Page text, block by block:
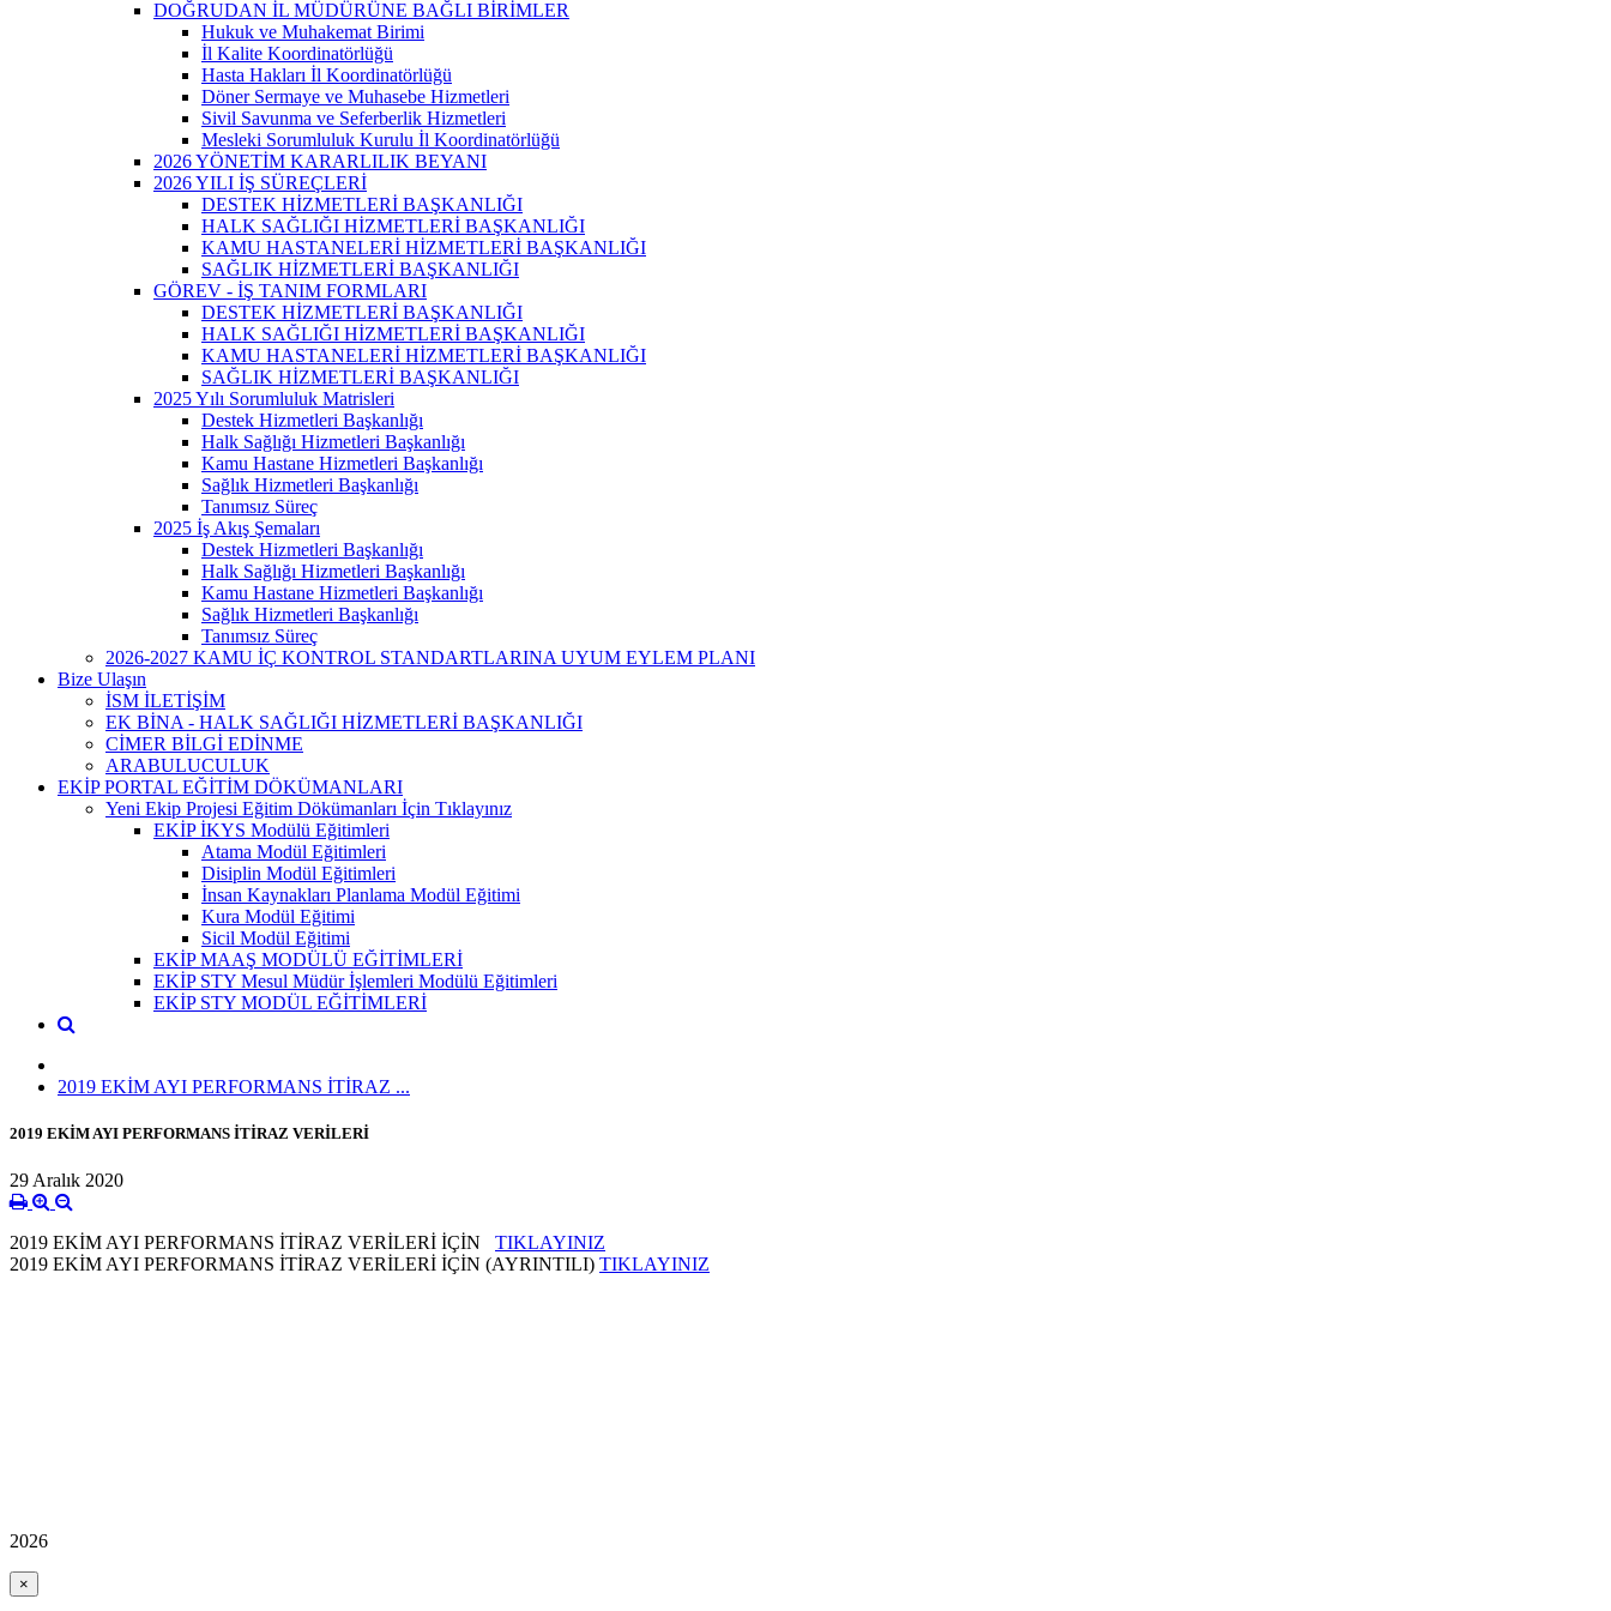
DOĞRUDAN İL MÜDÜRÜNE BAĞLI BİRİMLER
Hukuk ve Muhakemat Birimi
İl Kalite Koordinatörlüğü
Hasta Hakları İl Koordinatörlüğü
Döner Sermaye ve Muhasebe Hizmetleri
Sivil Savunma ve Seferberlik Hizmetleri
Mesleki Sorumluluk Kurulu İl Koordinatörlüğü
2026 YÖNETİM KARARLILIK BEYANI
2026 YILI İŞ SÜREÇLERİ
DESTEK HİZMETLERİ BAŞKANLIĞI
HALK SAĞLIĞI HİZMETLERİ BAŞKANLIĞI
KAMU HASTANELERİ HİZMETLERİ BAŞKANLIĞI
SAĞLIK HİZMETLERİ BAŞKANLIĞI
GÖREV - İŞ TANIM FORMLARI
DESTEK HİZMETLERİ BAŞKANLIĞI
HALK SAĞLIĞI HİZMETLERİ BAŞKANLIĞI
KAMU HASTANELERİ HİZMETLERİ BAŞKANLIĞI
SAĞLIK HİZMETLERİ BAŞKANLIĞI
2025 Yılı Sorumluluk Matrisleri
Destek Hizmetleri Başkanlığı
Halk Sağlığı Hizmetleri Başkanlığı
Kamu Hastane Hizmetleri Başkanlığı
Sağlık Hizmetleri Başkanlığı
Tanımsız Süreç
2025 İş Akış Şemaları
Destek Hizmetleri Başkanlığı
Halk Sağlığı Hizmetleri Başkanlığı
Kamu Hastane Hizmetleri Başkanlığı
Sağlık Hizmetleri Başkanlığı
Tanımsız Süreç
2026-2027 KAMU İÇ KONTROL STANDARTLARINA UYUM EYLEM PLANI
Bize Ulaşın
İSM İLETİŞİM
EK BİNA - HALK SAĞLIĞI HİZMETLERİ BAŞKANLIĞI
CİMER BİLGİ EDİNME
ARABULUCULUK
EKİP PORTAL EĞİTİM DÖKÜMANLARI
Yeni Ekip Projesi Eğitim Dökümanları İçin Tıklayınız
EKİP İKYS Modülü Eğitimleri
Atama Modül Eğitimleri
Disiplin Modül Eğitimleri
İnsan Kaynakları Planlama Modül Eğitimi
Kura Modül Eğitimi
Sicil Modül Eğitimi
EKİP MAAŞ MODÜLÜ EĞİTİMLERİ
EKİP STY Mesul Müdür İşlemleri Modülü Eğitimleri
EKİP STY MODÜL EĞİTİMLERİ
2019 EKİM AYI PERFORMANS İTİRAZ ...
2019 EKİM AYI PERFORMANS İTİRAZ VERİLERİ
29 Aralık 2020
2019 EKİM AYI PERFORMANS İTİRAZ VERİLERİ İÇİN TIKLAYINIZ
2019 EKİM AYI PERFORMANS İTİRAZ VERİLERİ İÇİN (AYRINTILI) TIKLAYINIZ
2026
×